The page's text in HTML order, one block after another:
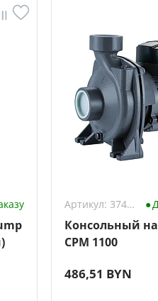
Артикул: 3742471
Консольный
CPM 1100
486,51 BYN